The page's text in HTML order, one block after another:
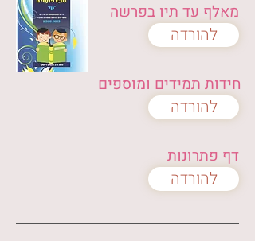
מאלף עד תיו בפרשה
להורדה
חידות תמידים ומוספים
להורדה
דף פתרונות
להורדה